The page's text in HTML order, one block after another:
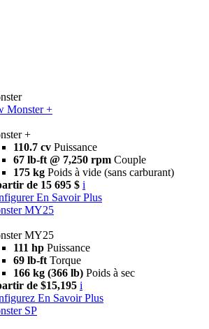
Monster +
+
110.7 cv Puissance
67 lb-ft @ 7,250 rpm Couple
175 kg Poids à vide (sans carburant)
de 15 695 $ i
En Savoir Plus
MY25
MY25
111 hp Puissance
69 lb-ft Torque
166 kg (366 lb) Poids à sec
de $15,195 i
En Savoir Plus
SP